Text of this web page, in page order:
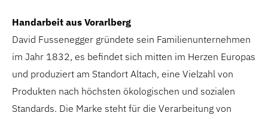
Handarbeit aus Vorarlberg
David Fussenegger gründete sein Familienunternehmen
im Jahr 1832, es befindet sich mitten im Herzen Europas
und produziert am Standort Altach, eine Vielzahl von
Produkten nach höchsten ökologischen und sozialen
Standards. Die Marke steht für die Verarbeitung von